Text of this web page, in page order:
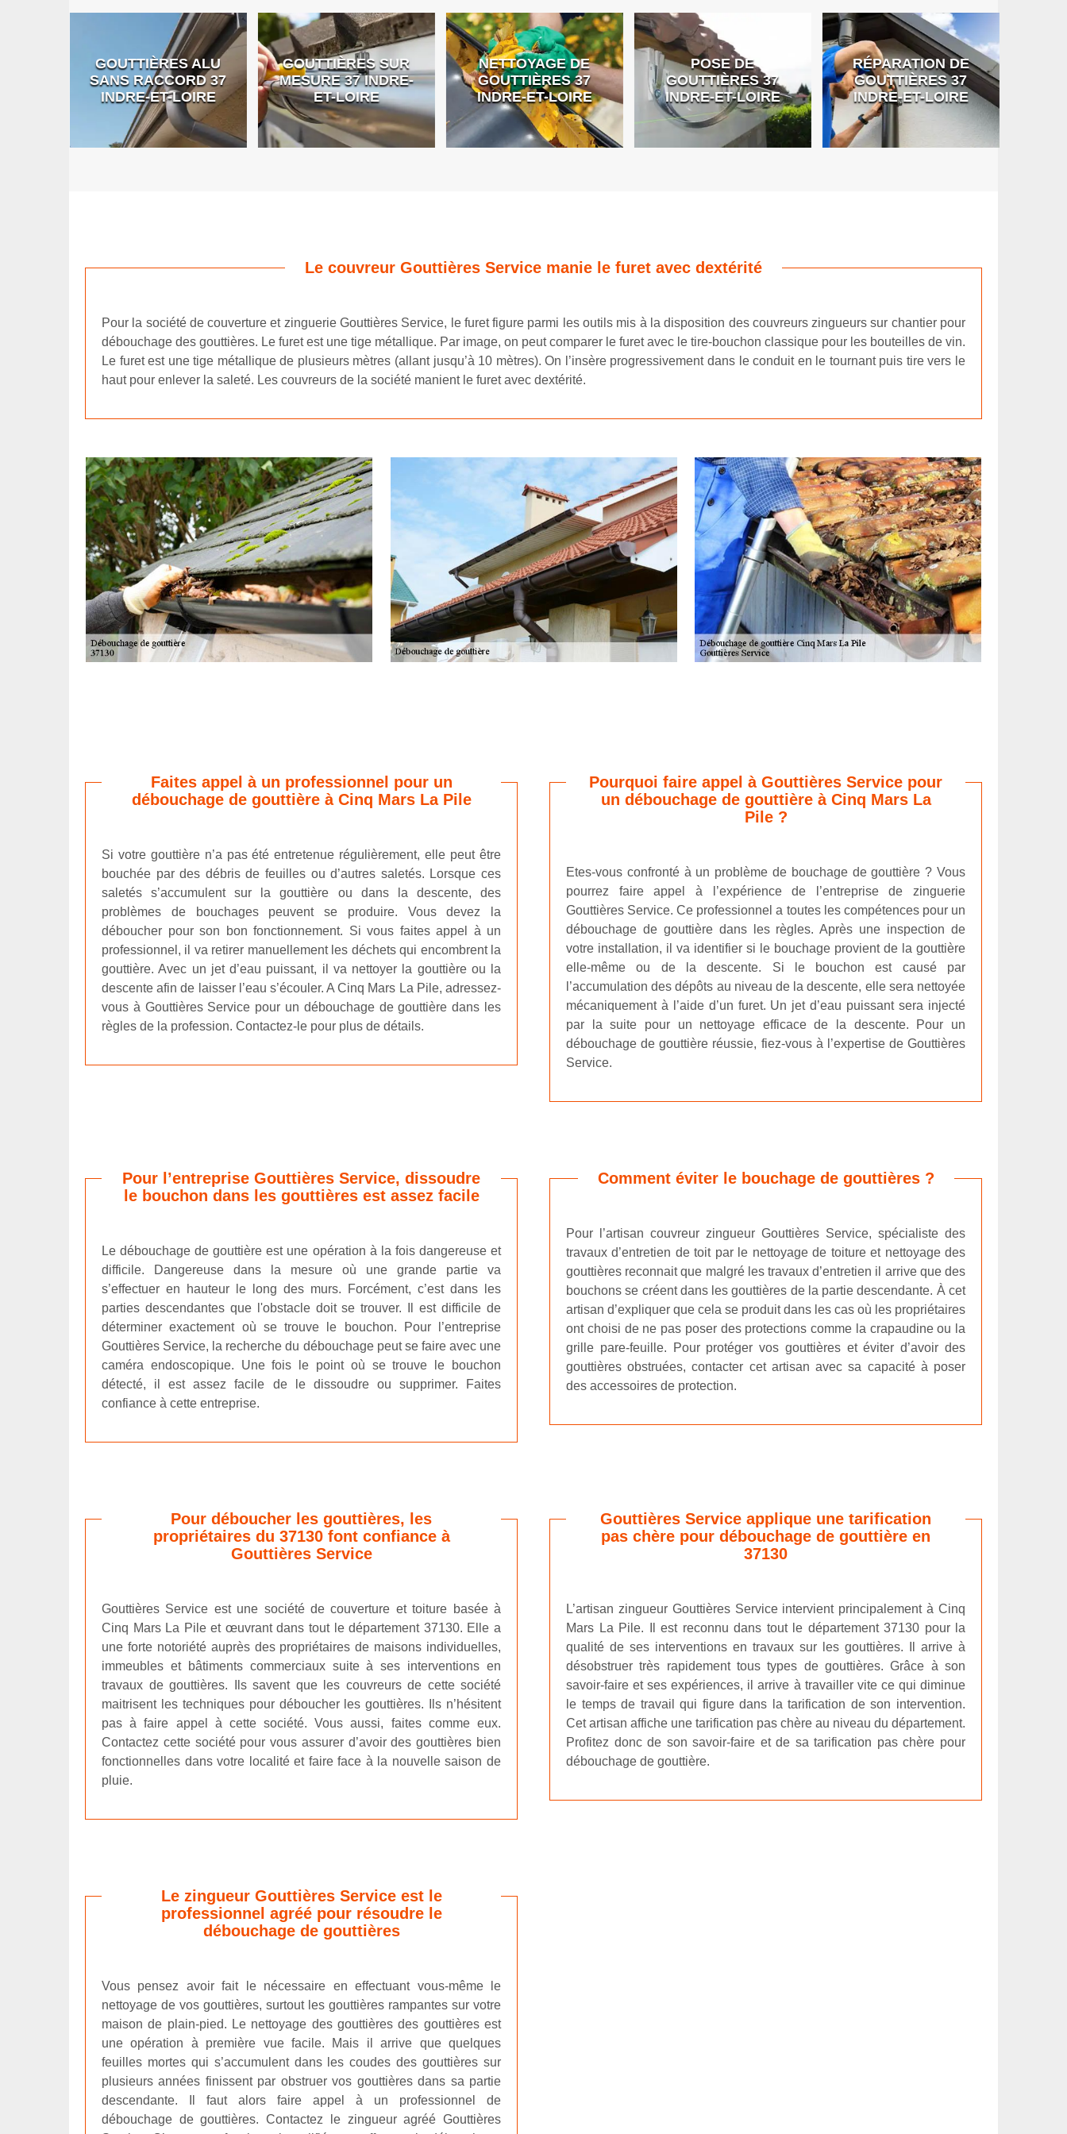
GOUTTIÈRES ALU
SANS RACCORD 37
INDRE-ET-LOIRE
GOUTTIÈRES SUR
MESURE 37 INDRE-
ET-LOIRE
NETTOYAGE DE
GOUTTIÈRES 37
INDRE-ET-LOIRE
POSE DE
GOUTTIÈRES 37
INDRE-ET-LOIRE
RÉPARATION DE
GOUTTIÈRES 37
INDRE-ET-LOIRE
Le couvreur Gouttières Service manie le furet avec dextérité
Pour la société de couverture et zinguerie Gouttières Service, le furet figure parmi les outils mis à la disposition des couvreurs zingueurs sur chantier pour
débouchage des gouttières. Le furet est une tige métallique. Par image, on peut comparer le furet avec le tire-bouchon classique pour les bouteilles de vin.
Le furet est une tige métallique de plusieurs mètres (allant jusqu’à 10 mètres). On l’insère progressivement dans le conduit en le tournant puis tire vers le
haut pour enlever la saleté. Les couvreurs de la société manient le furet avec dextérité.
Faites appel à un professionnel pour un
débouchage de gouttière à Cinq Mars La Pile
Si votre gouttière n’a pas été entretenue régulièrement, elle peut être
bouchée par des débris de feuilles ou d’autres saletés. Lorsque ces
saletés s’accumulent sur la gouttière ou dans la descente, des
problèmes de bouchages peuvent se produire. Vous devez la
déboucher pour son bon fonctionnement. Si vous faites appel à un
professionnel, il va retirer manuellement les déchets qui encombrent la
gouttière. Avec un jet d’eau puissant, il va nettoyer la gouttière ou la
descente afin de laisser l’eau s’écouler. A Cinq Mars La Pile, adressez-
vous à Gouttières Service pour un débouchage de gouttière dans les
règles de la profession. Contactez-le pour plus de détails.
Pourquoi faire appel à Gouttières Service pour
un débouchage de gouttière à Cinq Mars La
Pile ?
Etes-vous confronté à un problème de bouchage de gouttière ? Vous
pourrez faire appel à l’expérience de l’entreprise de zinguerie
Gouttières Service. Ce professionnel a toutes les compétences pour un
débouchage de gouttière dans les règles. Après une inspection de
votre installation, il va identifier si le bouchage provient de la gouttière
elle-même ou de la descente. Si le bouchon est causé par
l’accumulation des dépôts au niveau de la descente, elle sera nettoyée
mécaniquement à l’aide d’un furet. Un jet d’eau puissant sera injecté
par la suite pour un nettoyage efficace de la descente. Pour un
débouchage de gouttière réussie, fiez-vous à l’expertise de Gouttières
Service.
Pour l’entreprise Gouttières Service, dissoudre
le bouchon dans les gouttières est assez facile
Le débouchage de gouttière est une opération à la fois dangereuse et
difficile. Dangereuse dans la mesure où une grande partie va
s’effectuer en hauteur le long des murs. Forcément, c’est dans les
parties descendantes que l'obstacle doit se trouver. Il est difficile de
déterminer exactement où se trouve le bouchon. Pour l’entreprise
Gouttières Service, la recherche du débouchage peut se faire avec une
caméra endoscopique. Une fois le point où se trouve le bouchon
détecté, il est assez facile de le dissoudre ou supprimer. Faites
confiance à cette entreprise.
Comment éviter le bouchage de gouttières ?
Pour l’artisan couvreur zingueur Gouttières Service, spécialiste des
travaux d’entretien de toit par le nettoyage de toiture et nettoyage des
gouttières reconnait que malgré les travaux d’entretien il arrive que des
bouchons se créent dans les gouttières de la partie descendante. À cet
artisan d’expliquer que cela se produit dans les cas où les propriétaires
ont choisi de ne pas poser des protections comme la crapaudine ou la
grille pare-feuille. Pour protéger vos gouttières et éviter d’avoir des
gouttières obstruées, contacter cet artisan avec sa capacité à poser
des accessoires de protection.
Pour déboucher les gouttières, les
propriétaires du 37130 font confiance à
Gouttières Service
Gouttières Service est une société de couverture et toiture basée à
Cinq Mars La Pile et œuvrant dans tout le département 37130. Elle a
une forte notoriété auprès des propriétaires de maisons individuelles,
immeubles et bâtiments commerciaux suite à ses interventions en
travaux de gouttières. Ils savent que les couvreurs de cette société
maitrisent les techniques pour déboucher les gouttières. Ils n’hésitent
pas à faire appel à cette société. Vous aussi, faites comme eux.
Contactez cette société pour vous assurer d’avoir des gouttières bien
fonctionnelles dans votre localité et faire face à la nouvelle saison de
pluie.
Gouttières Service applique une tarification
pas chère pour débouchage de gouttière en
37130
L’artisan zingueur Gouttières Service intervient principalement à Cinq
Mars La Pile. Il est reconnu dans tout le département 37130 pour la
qualité de ses interventions en travaux sur les gouttières. Il arrive à
désobstruer très rapidement tous types de gouttières. Grâce à son
savoir-faire et ses expériences, il arrive à travailler vite ce qui diminue
le temps de travail qui figure dans la tarification de son intervention.
Cet artisan affiche une tarification pas chère au niveau du département.
Profitez donc de son savoir-faire et de sa tarification pas chère pour
débouchage de gouttière.
Le zingueur Gouttières Service est le
professionnel agréé pour résoudre le
débouchage de gouttières
Vous pensez avoir fait le nécessaire en effectuant vous-même le
nettoyage de vos gouttières, surtout les gouttières rampantes sur votre
maison de plain-pied. Le nettoyage des gouttières des gouttières est
une opération à première vue facile. Mais il arrive que quelques
feuilles mortes qui s’accumulent dans les coudes des gouttières sur
plusieurs années finissent par obstruer vos gouttières dans sa partie
descendante. Il faut alors faire appel à un professionnel de
débouchage de gouttières. Contactez le zingueur agréé Gouttières